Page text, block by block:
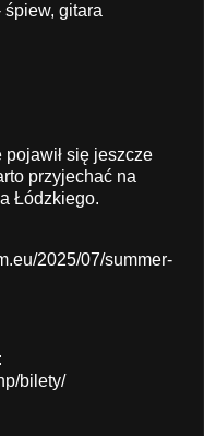
śpiew, gitara
się jeszcze
przyjechać na
Łódzkiego.
2025/07/summer-
bilety/